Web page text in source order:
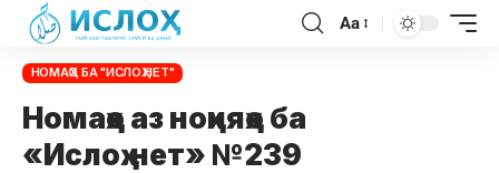
Aa
НОМАҲО БА "ИСЛОҲ.НЕТ"
Номаҳо аз ноҳияҳо ба
«Ислоҳ.нет» №239